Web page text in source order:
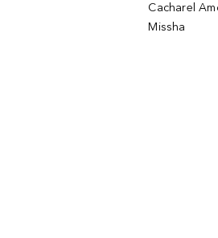
Cacharel
Missha